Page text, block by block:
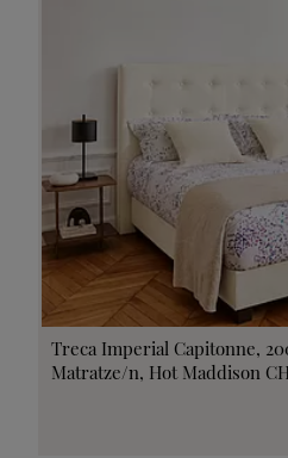
Treca Imperial Capitonne,
Matratze/n, Hot Maddison